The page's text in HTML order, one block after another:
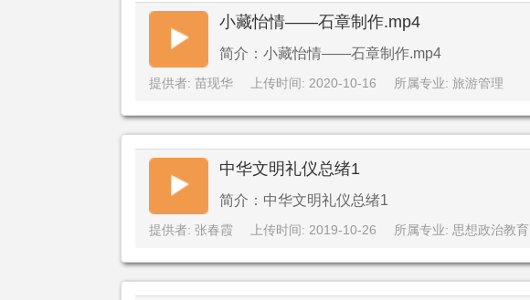
小藏怡情——石章制作.mp4
简介：小藏怡情——石章制作.mp4
提供者: 苗现华 上传时间: 2020-10-16 所属专业: 旅游管理
中华文明礼仪总绪1
简介：中华文明礼仪总绪1
提供者: 张春霞 上传时间: 2019-10-26 所属专业: 思想政治教育